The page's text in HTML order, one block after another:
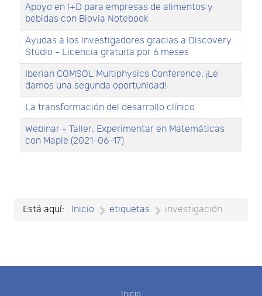
Apoyo en I+D para empresas de alimentos y
bebidas con Biovia Notebook
Ayudas a los investigadores gracias a Discovery
Studio - Licencia gratuita por 6 meses
Iberian COMSOL Multiphysics Conference: ¡Le
damos una segunda oportunidad!
La transformación del desarrollo clínico
Webinar - Taller: Experimentar en Matemáticas
con Maple (2021-06-17)
Está aquí: Inicio etiquetas investigación